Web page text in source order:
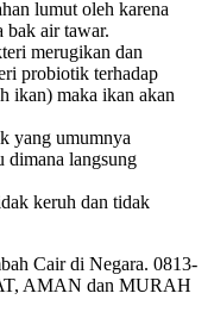
lumut oleh karena
bak air tawar.
merugikan dan
probiotik terhadap
ikan) maka ikan akan
yang umumnya
dimana langsung
keruh dan tidak